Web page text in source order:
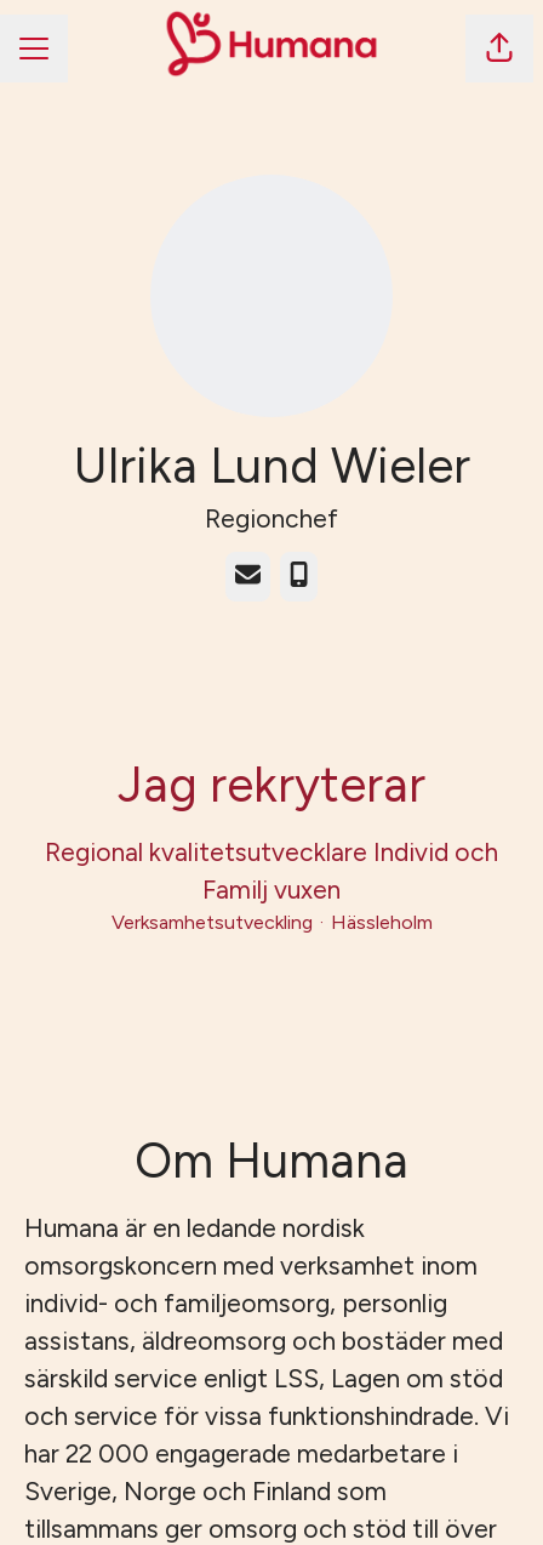
KARRIÄRMENY Dela
Ulrika Lund Wieler
Regionchef
E-postTelefon
Jag rekryterar
Regional kvalitetsutvecklare Individ och
Familj vuxen
Verksamhetsutveckling · Hässleholm
Om Humana
Humana är en ledande nordisk
omsorgskoncern med verksamhet inom
individ- och familjeomsorg, personlig
assistans, äldreomsorg och bostäder med
särskild service enligt LSS, Lagen om stöd
och service för vissa funktionshindrade. Vi
har 22 000 engagerade medarbetare i
Sverige, Norge och Finland som
tillsammans ger omsorg och stöd till över